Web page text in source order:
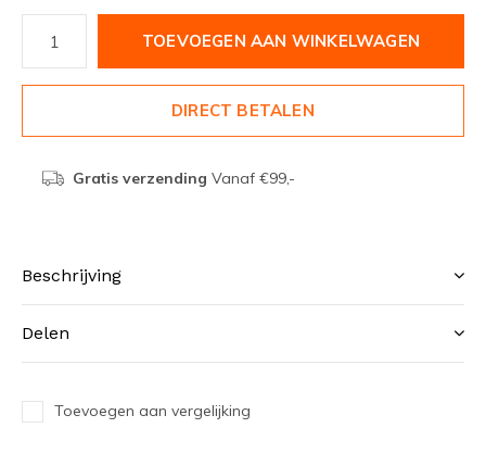
TOEVOEGEN AAN WINKELWAGEN
DIRECT BETALEN
Gratis verzending Vanaf €99,-
Beschrijving
Delen
Toevoegen aan vergelijking